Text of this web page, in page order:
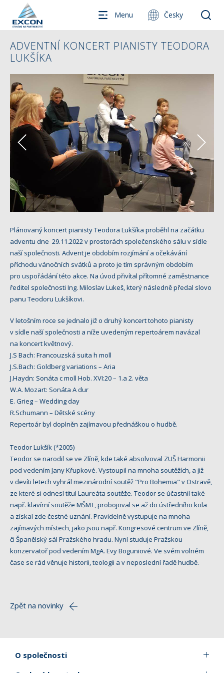
Menu Česky
ADVENTNÍ KONCERT PIANISTY TEODORA
LUKŠÍKA
Plánovaný koncert pianisty Teodora Lukšíka proběhl na začátku
adventu dne 29.11.2022 v prostorách společenského sálu v sídle
naší společnosti. Advent je obdobím rozjímání a očekávání
příchodu vánočních svátků a proto je tím správným obdobím
pro uspořádání této akce. Na úvod přivítal přítomné zaměstnance
ředitel společnosti Ing. Miloslav Lukeš, který následně předal slovo
panu Teodoru Lukšíkovi.
V letošním roce se jednalo již o druhý koncert tohoto pianisty
v sídle naší společnosti a níže uvedeným repertoárem navázal
na koncert květnový.
J.S Bach: Francouzská suita h moll
J.S.Bach: Goldberg variations – Aria
J.Haydn: Sonáta c moll Hob. XVI:20 – 1.a 2. věta
W.A. Mozart: Sonáta A dur
E. Grieg – Wedding day
R.Schumann – Dětské scény
Repertoár byl doplněn zajímavou přednáškou o hudbě.
Teodor Lukšík (*2005)
Teodor se narodil se ve Zlíně, kde také absolvoval ZUŠ Harmonii
pod vedením Jany Křupkové. Vystoupil na mnoha soutěžích, a již
v devíti letech vyhrál mezinárodní soutěž "Pro Bohemia" v Ostravě,
ze které si odnesl titul Laureáta soutěže. Teodor se účastnil také
např. klavírní soutěže MŠMT, probojoval se až do ústředního kola
a získal zde čestné uznání. Pravidelně vystupuje na mnoha
zajímavých místech, jako jsou např. Kongresové centrum ve Zlíně,
či Španělský sál Pražského hradu. Nyní studuje Pražskou
konzervatoř pod vedením MgA. Evy Boguniové. Ve svém volném
čase se rád věnuje historii, teologii a v neposlední řadě hudbě.
Zpět na novinky
O společnosti